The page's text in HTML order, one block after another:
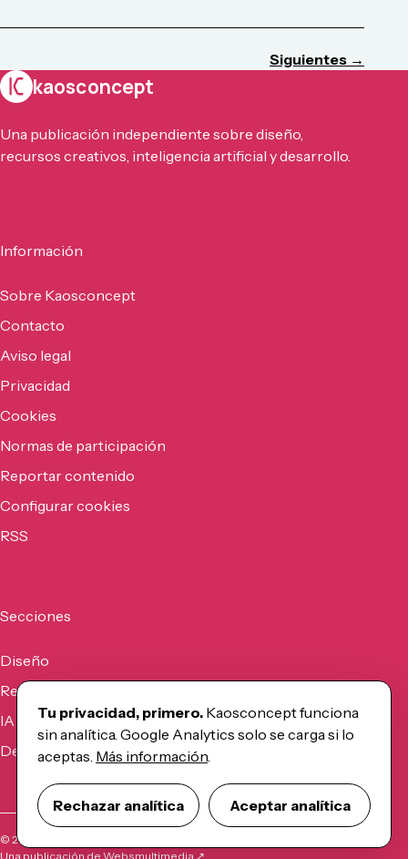
Siguientes →
kaosconcept
Una publicación independiente sobre diseño,
recursos creativos, inteligencia artificial y desarrollo.
Información
Sobre Kaosconcept
Contacto
Aviso legal
Privacidad
Cookies
Normas de participación
Reportar contenido
Configurar cookies
RSS
Secciones
Diseño
Recursos
IA
Desarrollo
© 2026
Una publicación de Websmultimedia ↗
Tu privacidad, primero. Kaosconcept funciona
sin analítica. Google Analytics solo se carga si lo
aceptas. Más información.
Rechazar analítica Aceptar analítica